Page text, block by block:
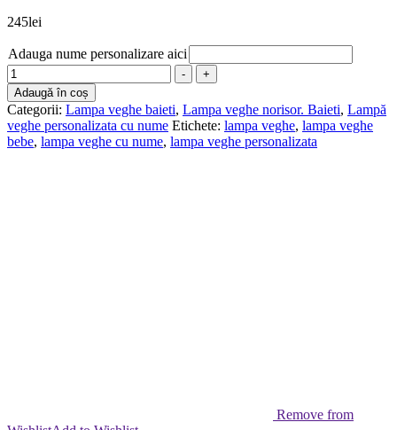
245lei
Adauga nume personalizare aici
Cantitate
Lampa
veghe
bebe
personalizate
cu
-
+
Adaugă în coș
Categorii: Lampa veghe baieti, Lampa veghe norisor. Baieti, Lampă
veghe personalizata cu nume Etichete: lampa veghe, lampa veghe
bebe, lampa veghe cu nume, lampa veghe personalizata
Remove from